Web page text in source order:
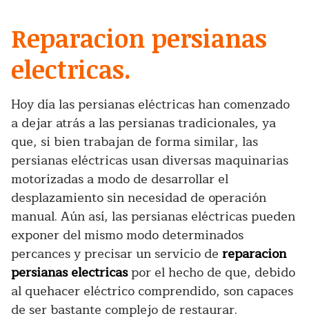
Reparacion persianas
electricas.
Hoy día las persianas eléctricas han comenzado
a dejar atrás a las persianas tradicionales, ya
que, si bien trabajan de forma similar, las
persianas eléctricas usan diversas maquinarias
motorizadas a modo de desarrollar el
desplazamiento sin necesidad de operación
manual. Aún así, las persianas eléctricas pueden
exponer del mismo modo determinados
percances y precisar un servicio de reparacion
persianas electricaspor el hecho de que, debido
al quehacer eléctrico comprendido, son capaces
de ser bastante complejo de restaurar.